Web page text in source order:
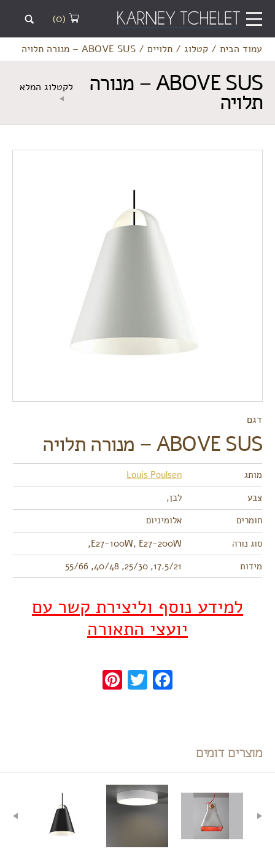
(0)
עמוד הבית/ קטלוג/ תלויים/ ABOVE SUS – מנורה תלויה
ABOVE SUS – מנורה
תלויה לקטלוג המלא
דגם
ABOVE SUS – מנורה תלויה
מותג
Louis Poulsen
צבע
לבן,
חומרים
אלומיניום
סוג נורה
E27-100W, E27-200W,
מידות
17.5/21, 25/30, 40/48, 55/66
למידע נוסף וליצירת קשר עם
יועצי התאורה
Facebook
Twitter
Pinterest
מוצרים דומים